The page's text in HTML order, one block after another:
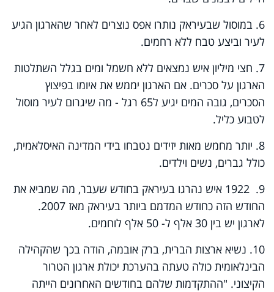
6. במוסול שבעיראק נותרו אפס נוצרים לאחר שהארגון הגיע
לעיר וביצע טבח ללא רחמים.
7. חצי מיליון איש נמצאים ללא חשמל ומים בגלל השתלטות
הארגון על סכרים. אם הארגון יממש את איומו בפיצוץ
הסכרים, גובה המים יגיע ל65 רגל - מה שיגרום לעיר מוסול
לטבוע כליל.
8. יותר מחמש מאות יזידים נטבחו בידי המדינה האיסלאמית,
כולל גברים, נשים וילדים.
9.
1922 איש נהרגו בעיראק בחודש שעבר, מה שמביא את
החודש הזה כחודש המדמם ביותר בעיראק מאז 2007
.
לארגון יש בין 30 אלף ל- 50 אלף לוחמים.
10. נשיא ארצות הברית, ברק אובמה, הודה בכך שהקהילה
הבינלאומית כולה טעתה בהערכת יכולת ארגון הטרור
הקיצוני. "ההתקדמות שלהם בחודשים האחרונים הייתה